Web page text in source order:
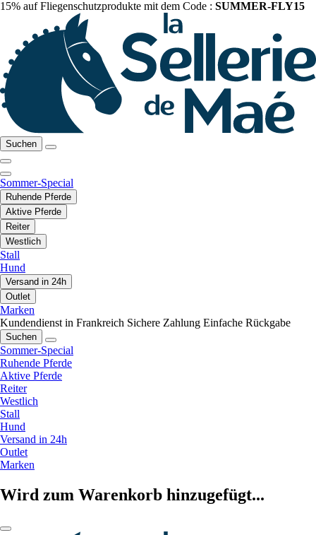
15% auf Fliegenschutzprodukte mit dem Code : SUMMER-FLY15
Suchen
Sommer-Special
Ruhende Pferde
Aktive Pferde
Reiter
Westlich
Stall
Hund
Versand in 24h
Outlet
Marken
Kundendienst in Frankreich Sichere Zahlung Einfache Rückgabe
Suchen
Sommer-Special
Ruhende Pferde
Aktive Pferde
Reiter
Westlich
Stall
Hund
Versand in 24h
Outlet
Marken
Wird zum Warenkorb hinzugefügt...